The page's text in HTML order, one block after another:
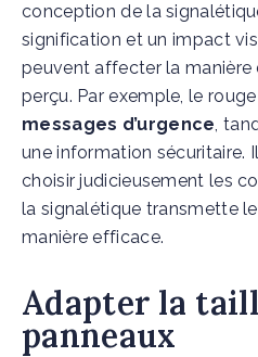
conception de la
signification et un impact
peuvent affecter la
perçu. Par exemple, le
messages d’urgence,
une information sécuritaire.
choisir judicieusement les
la signalétique transmette
manière efficace.
Adapter la
panneaux